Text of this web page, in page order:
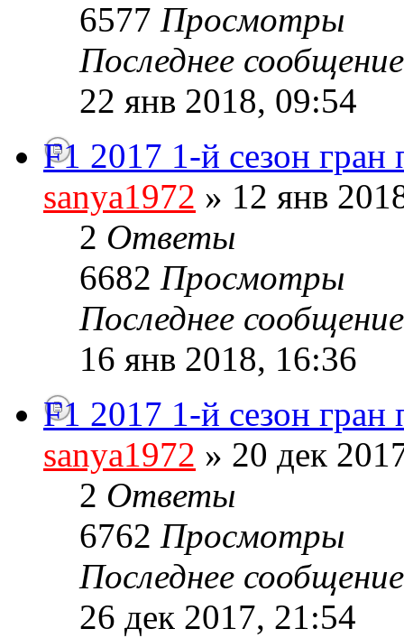
6577 Просмотры
Последнее
22 янв 2018, 09:54
F1 2017 1-й сезон гран
sanya1972 » 12 янв
2 Ответы
6682 Просмотры
Последнее
16 янв 2018, 16:36
F1 2017 1-й сезон
sanya1972 » 20 дек
2 Ответы
6762 Просмотры
Последнее
26 дек 2017, 21:54